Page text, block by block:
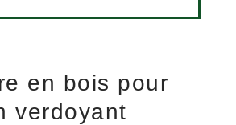
en bois pour
verdoyant